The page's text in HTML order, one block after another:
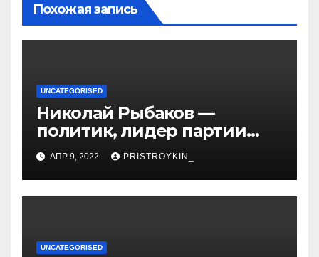
Похожая запись
UNCATEGORISED
Николай Рыбаков —
политик, лидер партии
Яблоко и его биография
АПР 9, 2022 PRISTROYKIN_
UNCATEGORISED